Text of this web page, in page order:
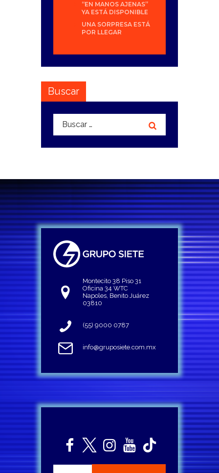
“EN MANOS AJENAS”
YA ESTÁ DISPONIBLE
UNA SORPRESA ESTÁ
POR LLEGAR
Buscar
Buscar:
Montecito 38 Piso 31
Oficina 34 WTC
Napoles, Benito Juárez
03810
(55) 9000 0787
info@gruposiete.com.mx